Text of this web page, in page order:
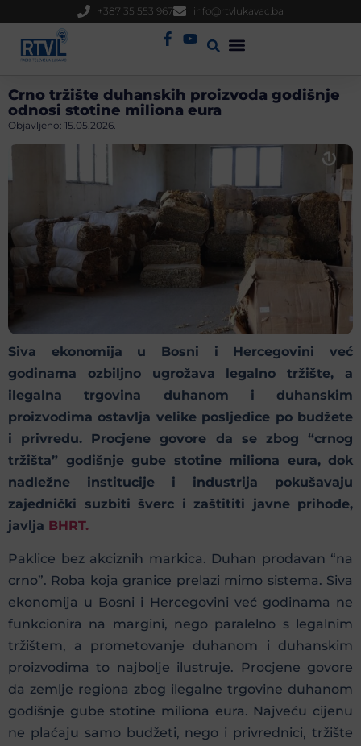
+387 35 553 967 info@rtvlukavac.ba
Crno tržište duhanskih proizvoda godišnje
odnosi stotine miliona eura
Objavljeno: 15.05.2026.
Siva ekonomija u Bosni i Hercegovini već
godinama ozbiljno ugrožava legalno tržište, a
ilegalna trgovina duhanom i duhanskim
proizvodima ostavlja velike posljedice po budžete
i privredu. Procjene govore da se zbog “crnog
tržišta” godišnje gube stotine miliona eura, dok
nadležne institucije i industrija pokušavaju
zajednički suzbiti šverc i zaštititi javne prihode,
javlja BHRT.
Paklice bez akciznih markica. Duhan prodavan “na
crno”. Roba koja granice prelazi mimo sistеma. Siva
ekonomija u Bosni i Hercegovini već godinama ne
funkcionira na margini, nego paralelno s legalnim
tržištem, а prometovanje duhanom i duhanskim
proizvodima to najbolje ilustruje. Procjene govore
da zemlje regiona zbog ilegalne trgovine duhanom
godišnje gube stotine miliona eura. Najveću cijenu
ne plaćaju samo budžeti, nego i privrednici, tržište